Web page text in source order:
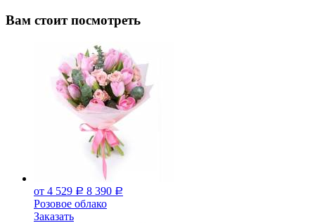
Вам стоит посмотреть
от 4 529 Р 8 390 Р
Розовое облако
Заказать